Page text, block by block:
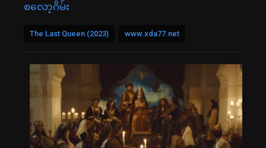
စလော့ဂိမ်း
The Last Queen (2023) www.xda77.net